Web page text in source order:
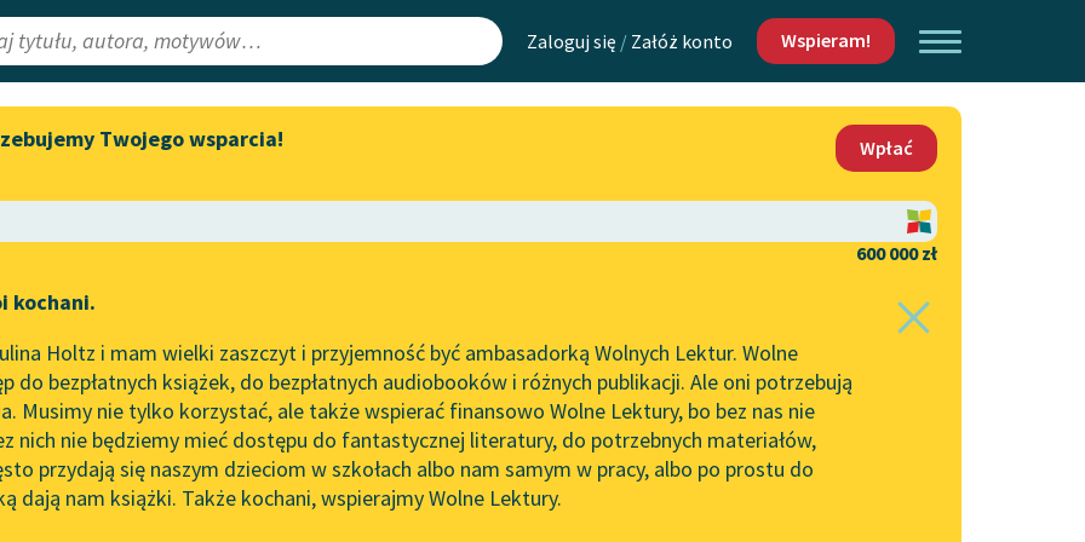
Zaloguj się / Załóż konto Wspieram!
Lektury
redakcyjne
Aktualności
„Prokurator Alicja Horn” do
literatury skandynawskiej
Spotkanie z Katarzyną Tunkiel
w Oslo
102. lata temu zmarł Joseph
Conrad
Mapa Wolnych Lektur
Leśmianator
API
OAI-PMH
Widget Wolnych Lektur
Kontakt
O projekcie
Zasady wykorzystania
Wolnych Lektur
Logotypy
Materiały promocyjne
Twojego wsparcia!
Wpłać
600 000 zł
kochani.
Holtz i mam wielki zaszczyt i przyjemność być ambasadorką Wolnych Lektur. Wolne
do bezpłatnych książek, do bezpłatnych audiobooków i różnych publikacji. Ale oni potrzebują
Musimy nie tylko korzystać, ale także wspierać finansowo Wolne Lektury, bo bez nas nie
nich nie będziemy mieć dostępu do fantastycznej literatury, do potrzebnych materiałów,
przydają się naszym dzieciom w szkołach albo nam samym w pracy, albo po prostu do
dają nam książki. Także kochani, wspierajmy Wolne Lektury.
Bolesław Prus✖